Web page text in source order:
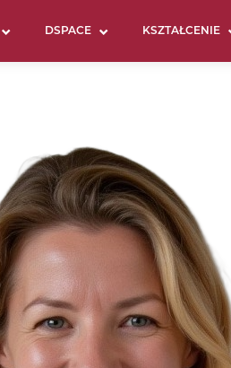
DSPACE KSZTAŁCENIE